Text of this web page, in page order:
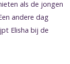
als de jongen
andere dag
Elisha bij de